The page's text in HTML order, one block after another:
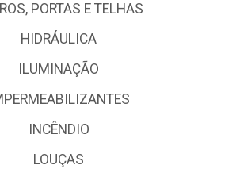
PORTAS E TELHAS
HIDRÁULICA
ILUMINAÇÃO
INCÊNDIO
LOUÇAS